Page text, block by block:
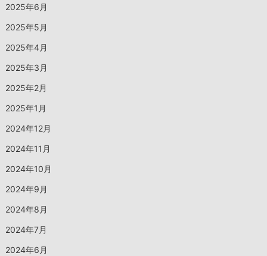
2025年6月
2025年5月
2025年4月
2025年3月
2025年2月
2025年1月
2024年12月
2024年11月
2024年10月
2024年9月
2024年8月
2024年7月
2024年6月